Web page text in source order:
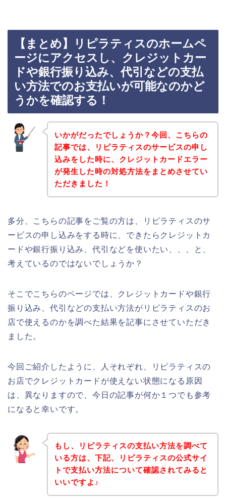
【まとめ】リピラティスのホームペ
ージにアクセスし、クレジットカー
ドや銀行振り込み、代引などの支払
い方法でのお支払いが可能なのかど
うかを確認する！
いかがだったでしょうか？今回、こちらの
記事では、リピラティスのサービスの申し
込みをした時に、クレジットカードエラー
が発生した時の対処方法をまとめさせてい
ただきました！
多分、こちらの記事をご覧の方は、リピラティスのサ
ービスの申し込みをする時に、できたらクレジットカ
ードや銀行振り込み、代引などを使いたい、、、と、
考えているのではないでしょうか？
そこでこちらのページでは、クレジットカードや銀行
振り込み、代引などの支払い方法がリピラティスのお
店で使えるのかを調べた結果を記事にさせていただき
ました。
今回ご紹介したように、人それぞれ、リピラティスの
お店でクレジットカードが使えない状態になる原因
は、異なりますので、今日の記事が何か１つでも参考
になると幸いです。
もし、リピラティスの支払い方法を調べて
いる方は、下記、リピラティスの公式サイ
トで支払い方法について確認されてみると
いいですよ♪